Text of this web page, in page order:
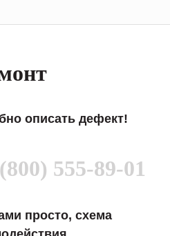
описать дефект!
555-89-01
просто, схема